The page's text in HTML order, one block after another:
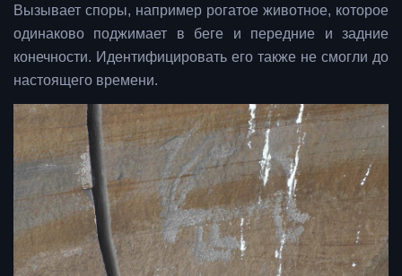
Вызывает споры, например рогатое животное, которое
одинаково поджимает в беге и передние и задние
конечности. Идентифицировать его также не смогли до
настоящего времени.